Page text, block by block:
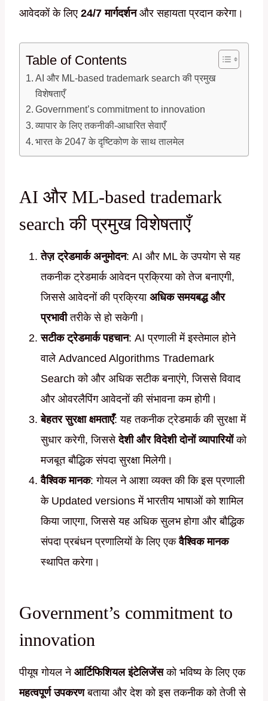
आवेदकों के लिए 24/7 मार्गदर्शनऔर सहायता प्रदान करेगा।
Table of Contents
AI और ML-based trademark search की प्रमुख
विशेषताएँ
Government’s commitment to innovation
व्यापार के लिए तकनीकी-आधारित सेवाएँ
भारत के 2047 के दृष्टिकोण के साथ तालमेल
AI और ML-based trademark
search की प्रमुख विशेषताएँ
तेज़ ट्रेडमार्क अनुमोदन: AI और ML के उपयोग से यह
तकनीक ट्रेडमार्क आवेदन प्रक्रिया को तेज बनाएगी,
जिससे आवेदनों की प्रक्रिया अधिक समयबद्ध और
प्रभावीतरीके से हो सकेगी।
सटीक ट्रेडमार्क पहचान: AI प्रणाली में इस्तेमाल होने
वाले Advanced Algorithms Trademark
Search को और अधिक सटीक बनाएंगे, जिससे विवाद
और ओवरलैपिंग आवेदनों की संभावना कम होगी।
बेहतर सुरक्षा क्षमताएँ: यह तकनीक ट्रेडमार्क की सुरक्षा में
सुधार करेगी, जिससेदेशी और विदेशी दोनों व्यापारियोंको
मजबूत बौद्धिक संपदा सुरक्षा मिलेगी।
वैश्विक मानक: गोयल ने आशा व्यक्त की कि इस प्रणाली
के Updated versions में भारतीय भाषाओं को शामिल
किया जाएगा, जिससे यह अधिक सुलभ होगा और बौद्धिक
संपदा प्रबंधन प्रणालियों के लिए एकवैश्विक मानक
स्थापित करेगा।
Government’s commitment to
innovation
पीयूष गोयल ने आर्टिफिशियल इंटेलिजेंसको भविष्य के लिए एक
महत्वपूर्ण उपकरणबताया और देश को इस तकनीक को तेजी से